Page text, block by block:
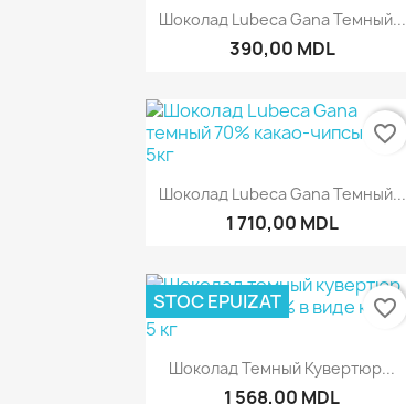
Быстрый просмотр
Шоколад Lubeca Gana Темный...
390,00 MDL
Быстрый просмотр
Шоколад Lubeca Gana Темный...
1 710,00 MDL
favorite_border
Быстрый просмотр
Шоколад Темный Кувертюр...
1 568,00 MDL
STOC EPUIZAT
favorite_border